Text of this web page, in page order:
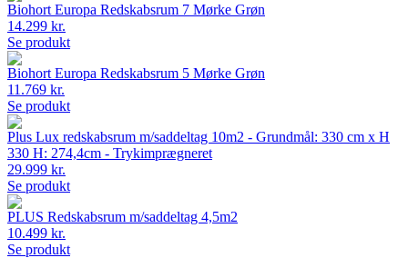
Biohort Europa Redskabsrum 7 Mørke Grøn
14.299 kr.
Se produkt
Biohort Europa Redskabsrum 5 Mørke Grøn
11.769 kr.
Se produkt
Plus Lux redskabsrum m/saddeltag 10m2 - Grundmål: 330 cm x H
330 H: 274,4cm - Trykimprægneret
29.999 kr.
Se produkt
PLUS Redskabsrum m/saddeltag 4,5m2
10.499 kr.
Se produkt